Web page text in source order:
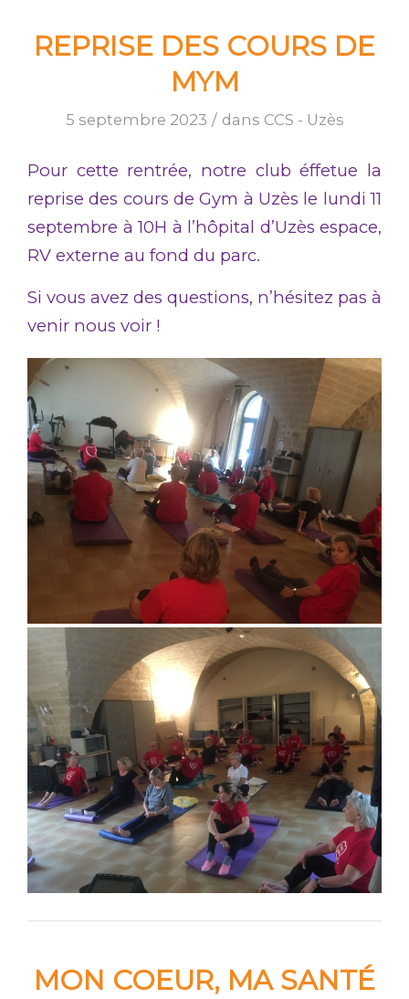
REPRISE DES COURS DE
MYM
5 septembre 2023 / dans CCS - Uzès
Pour cette rentrée, notre club éffetue la
reprise des cours de Gym à Uzès le lundi 11
septembre à 10H à l’hôpital d’Uzès espace,
RV externe au fond du parc.
Si vous avez des questions, n’hésitez pas à
venir nous voir !
MON COEUR, MA SANTÉ